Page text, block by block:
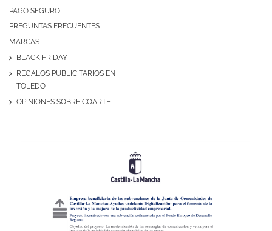
PAGO SEGURO
PREGUNTAS FRECUENTES
MARCAS
BLACK FRIDAY
REGALOS PUBLICITARIOS EN
TOLEDO
OPINIONES SOBRE COARTE